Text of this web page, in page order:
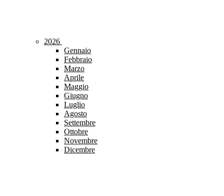
2026
Gennaio
Febbraio
Marzo
Aprile
Maggio
Giugno
Luglio
Agosto
Settembre
Ottobre
Novembre
Dicembre